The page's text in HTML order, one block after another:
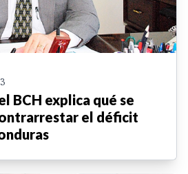
BCH explica qué se
el déficit